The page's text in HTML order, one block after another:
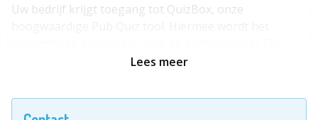
Uw bedrijf krijgt toegang tot QuizBox, onze
vragen worden door ons elke maand geüpdatet zodat
Voor welke situaties is deze Pub Quiz geschikt?
Lees meer